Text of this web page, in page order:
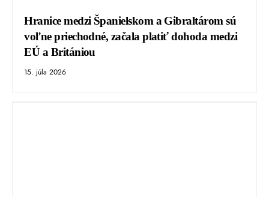
Hranice medzi Španielskom a Gibraltárom sú
voľne priechodné, začala platiť dohoda medzi
EÚ a Britániou
15. júla 2026